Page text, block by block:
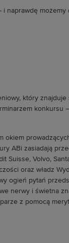
i naprawdę możemy
który znajduje
konkursu
ABi zasiadają
Suisse, Volvo,
oraz władz
ogień pytań
nerwy i świetna
z pomocą